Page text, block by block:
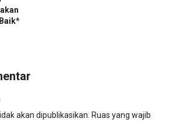
akan dipublikasikan. Ruas yang wajib